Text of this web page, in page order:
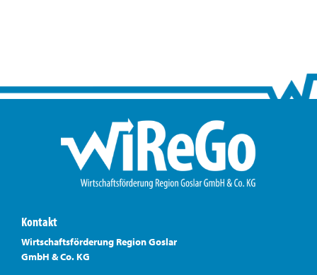
Kontakt
Wirtschaftsförderung Region Goslar
GmbH & Co. KG